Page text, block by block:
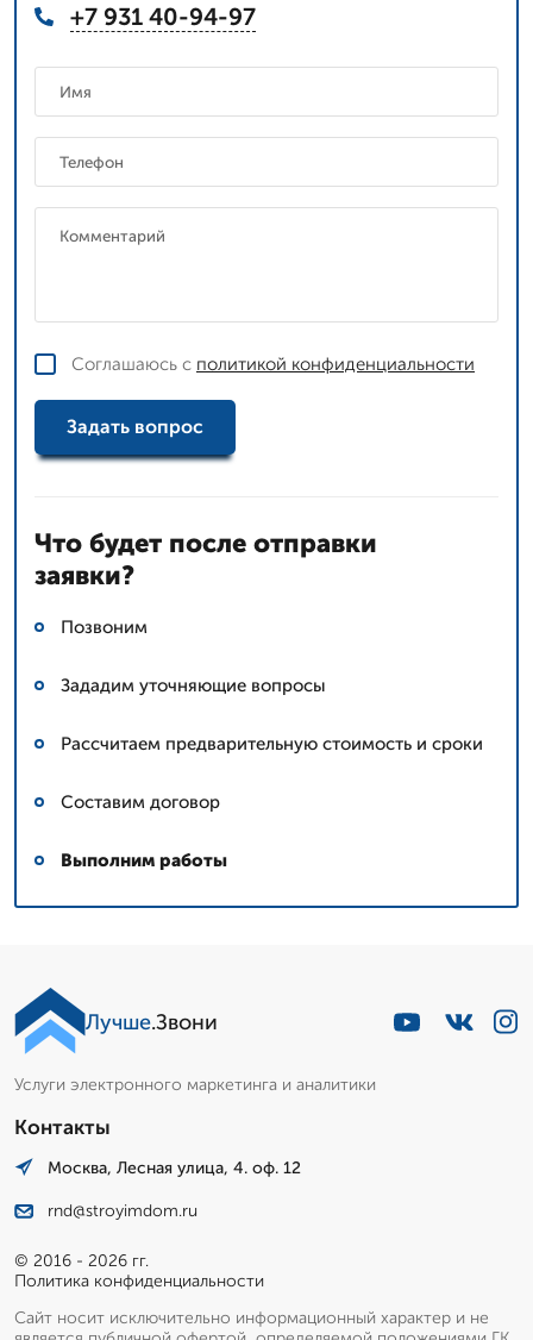
+7 931 40-94-97
Соглашаюсь с политикой конфиденциальности
Задать вопрос
Что будет после отправки
заявки?
Позвоним
Зададим уточняющие вопросы
Рассчитаем предварительную стоимость и сроки
Составим договор
Выполним работы
Лучше.Звони
Услуги электронного маркетинга и аналитики
Контакты
Москва, Лесная улица, 4. оф. 12
rnd@stroyimdom.ru
© 2016 - 2026 гг.
Политика конфиденциальности
Сайт носит исключительно информационный характер и не